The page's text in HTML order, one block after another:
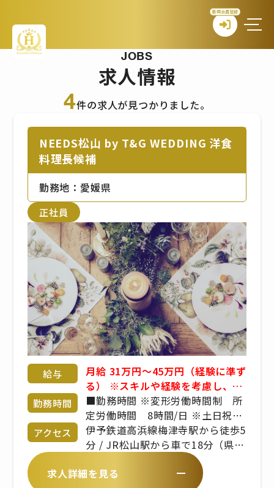
新規会員登録
JOBS
求人情報
4件の求人が見つかりました。
NEEDS松山 by T&G WEDDING 洋食
料理長候補
勤務地：愛媛県
正社員
給与
月給 31万円～45万円（経験に準ず
る） ※スキルや経験を考慮し、決
定します。
勤務時間
■勤務時間 ※変形労働時間制 所
定労働時間 8時間/日 ※土日祝日
は運用上、休日とはなりません シ
フト制（休憩1時間） ※宴席日、
繁忙期により変動あり ※出勤時
間、勤務時間は、拠点により異な
アクセス
伊予鉄道高浜線梅津寺駅から徒歩5
分 / JR松山駅から車で18分（県道
19号線沿い／松山港線）
求人詳細を見る